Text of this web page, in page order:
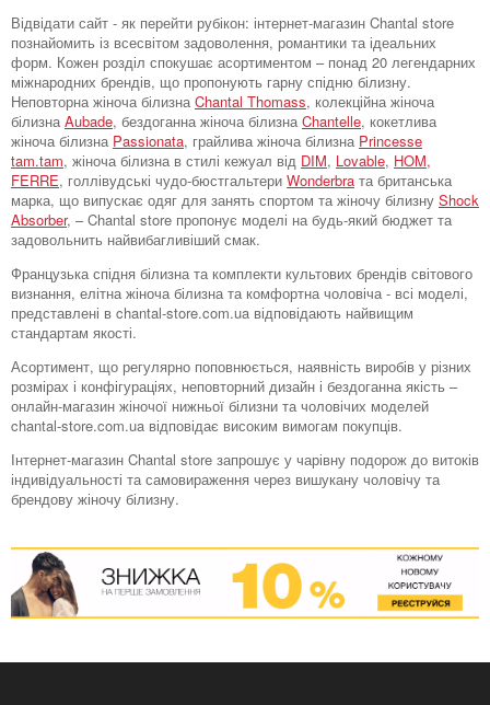
Відвідати сайт - як перейти рубікон: інтернет-магазин Chantal store
познайомить із всесвітом задоволення, романтики та ідеальних
форм. Кожен розділ спокушає асортиментом – понад 20 легендарних
міжнародних брендів, що пропонують гарну спідню білизну.
Неповторна жіноча білизна Chantal Thomass, колекційна жіноча
білизна Aubade, бездоганна жіноча білизна Chantelle, кокетлива
жіноча білизна Passionata, грайлива жіноча білизна Princesse
tam.tam, жіноча білизна в стилі кежуал від DIM, Lovable, HOM,
FERRE, голлівудські чудо-бюстгальтери Wonderbra та британська
марка, що випускає одяг для занять спортом та жіночу білизну Shock
Absorber, – Chantal store пропонує моделі на будь-який бюджет та
задовольнить найвибагливіший смак.
Французька спідня білизна та комплекти культових брендів світового
визнання, елітна жіноча білизна та комфортна чоловіча - всі моделі,
представлені в chantal-store.com.ua відповідають найвищим
стандартам якості.
Асортимент, що регулярно поповнюється, наявність виробів у різних
розмірах і конфігураціях, неповторний дизайн і бездоганна якість –
онлайн-магазин жіночої нижньої білизни та чоловічих моделей
chantal-store.com.ua відповідає високим вимогам покупців.
Інтернет-магазин Chantal store запрошує у чарівну подорож до витоків
індивідуальності та самовираження через вишукану чоловічу та
брендову жіночу білизну.